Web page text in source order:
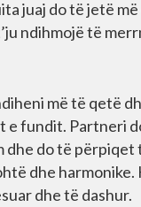
juaj do të jetë
ndihmojë të
më të qetë
e fundit. Partneri
dhe do të përpiqet
dhe harmonike.
dhe të dashur.